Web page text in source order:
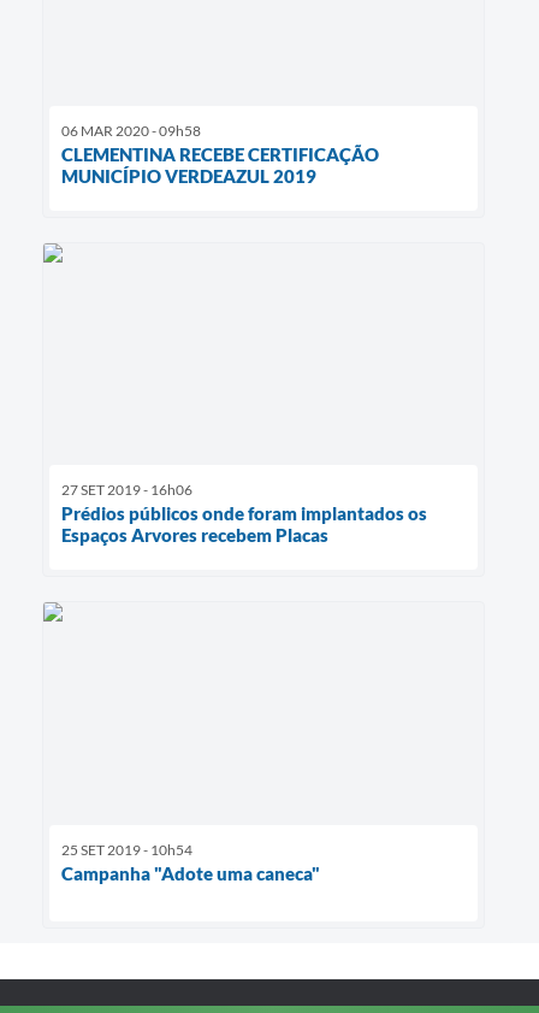
06 MAR 2020 - 09h58
CLEMENTINA RECEBE CERTIFICAÇÃO
MUNICÍPIO VERDEAZUL 2019
27 SET 2019 - 16h06
Prédios públicos onde foram implantados os
Espaços Arvores recebem Placas
25 SET 2019 - 10h54
Campanha "Adote uma caneca"